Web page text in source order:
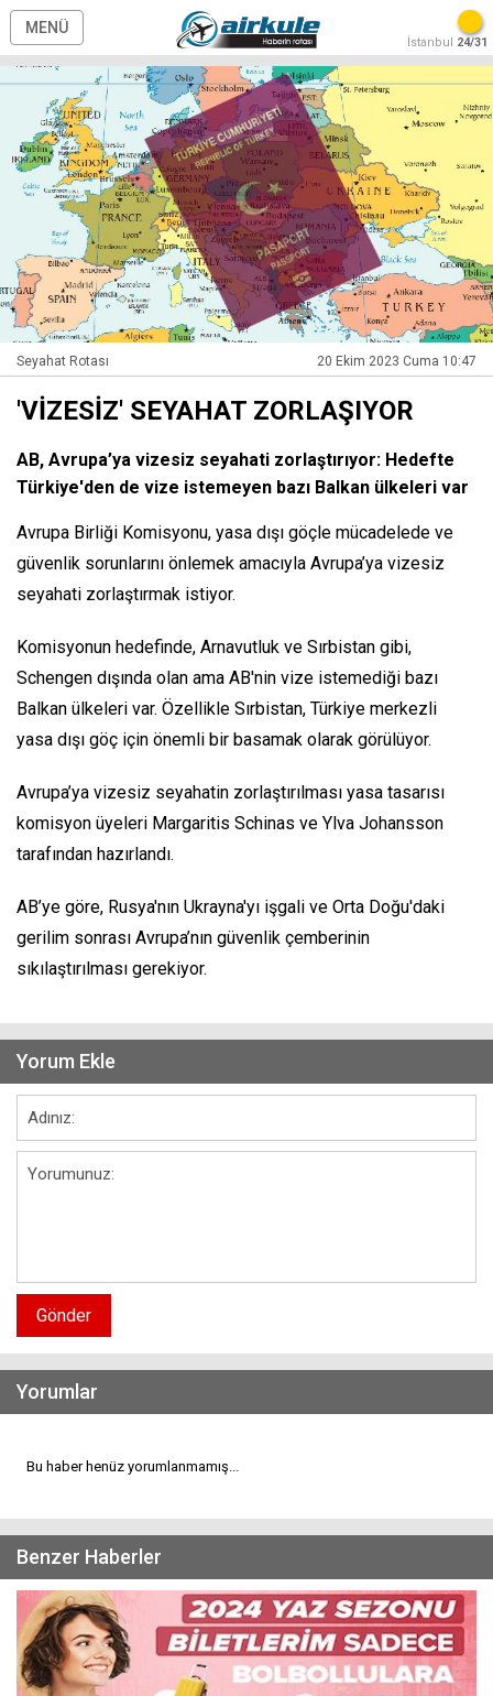
MENÜ
İstanbul 24/31
Seyahat Rotası 20 Ekim 2023 Cuma 10:47
'VİZESİZ' SEYAHAT ZORLAŞIYOR
AB, Avrupa’ya vizesiz seyahati zorlaştırıyor: Hedefte
Türkiye'den de vize istemeyen bazı Balkan ülkeleri var
Avrupa Birliği Komisyonu, yasa dışı göçle mücadelede ve
güvenlik sorunlarını önlemek amacıyla Avrupa’ya vizesiz
seyahati zorlaştırmak istiyor.
Komisyonun hedefinde, Arnavutluk ve Sırbistan gibi,
Schengen dışında olan ama AB'nin vize istemediği bazı
Balkan ülkeleri var. Özellikle Sırbistan, Türkiye merkezli
yasa dışı göç için önemli bir basamak olarak görülüyor.
Avrupa’ya vizesiz seyahatin zorlaştırılması yasa tasarısı
komisyon üyeleri Margaritis Schinas ve Ylva Johansson
tarafından hazırlandı.
AB’ye göre, Rusya'nın Ukrayna'yı işgali ve Orta Doğu'daki
gerilim sonrası Avrupa’nın güvenlik çemberinin
sıkılaştırılması gerekiyor.
Yorum Ekle
Gönder
Yorumlar
Bu haber henüz yorumlanmamış...
Benzer Haberler